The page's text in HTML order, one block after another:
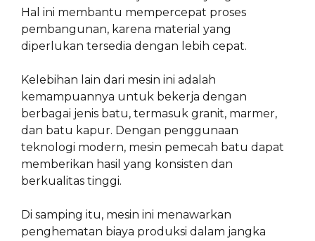
Hal ini membantu mempercepat proses
pembangunan, karena material yang
diperlukan tersedia dengan lebih cepat.
Kelebihan lain dari mesin ini adalah
kemampuannya untuk bekerja dengan
berbagai jenis batu, termasuk granit, marmer,
dan batu kapur. Dengan penggunaan
teknologi modern, mesin pemecah batu dapat
memberikan hasil yang konsisten dan
berkualitas tinggi.
Di samping itu, mesin ini menawarkan
penghematan biaya produksi dalam jangka